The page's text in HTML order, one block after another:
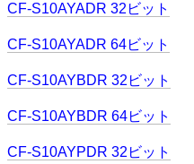
CF-S10AYADR 32ビット
CF-S10AYADR 64ビット
CF-S10AYBDR 32ビット
CF-S10AYBDR 64ビット
CF-S10AYPDR 32ビット